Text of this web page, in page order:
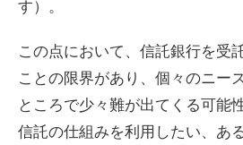
す）。
この点において、信託銀行を受
ことの限界があり、個々のニー
ところで少々難が出てくる可能
信託の仕組みを利用したい、あ